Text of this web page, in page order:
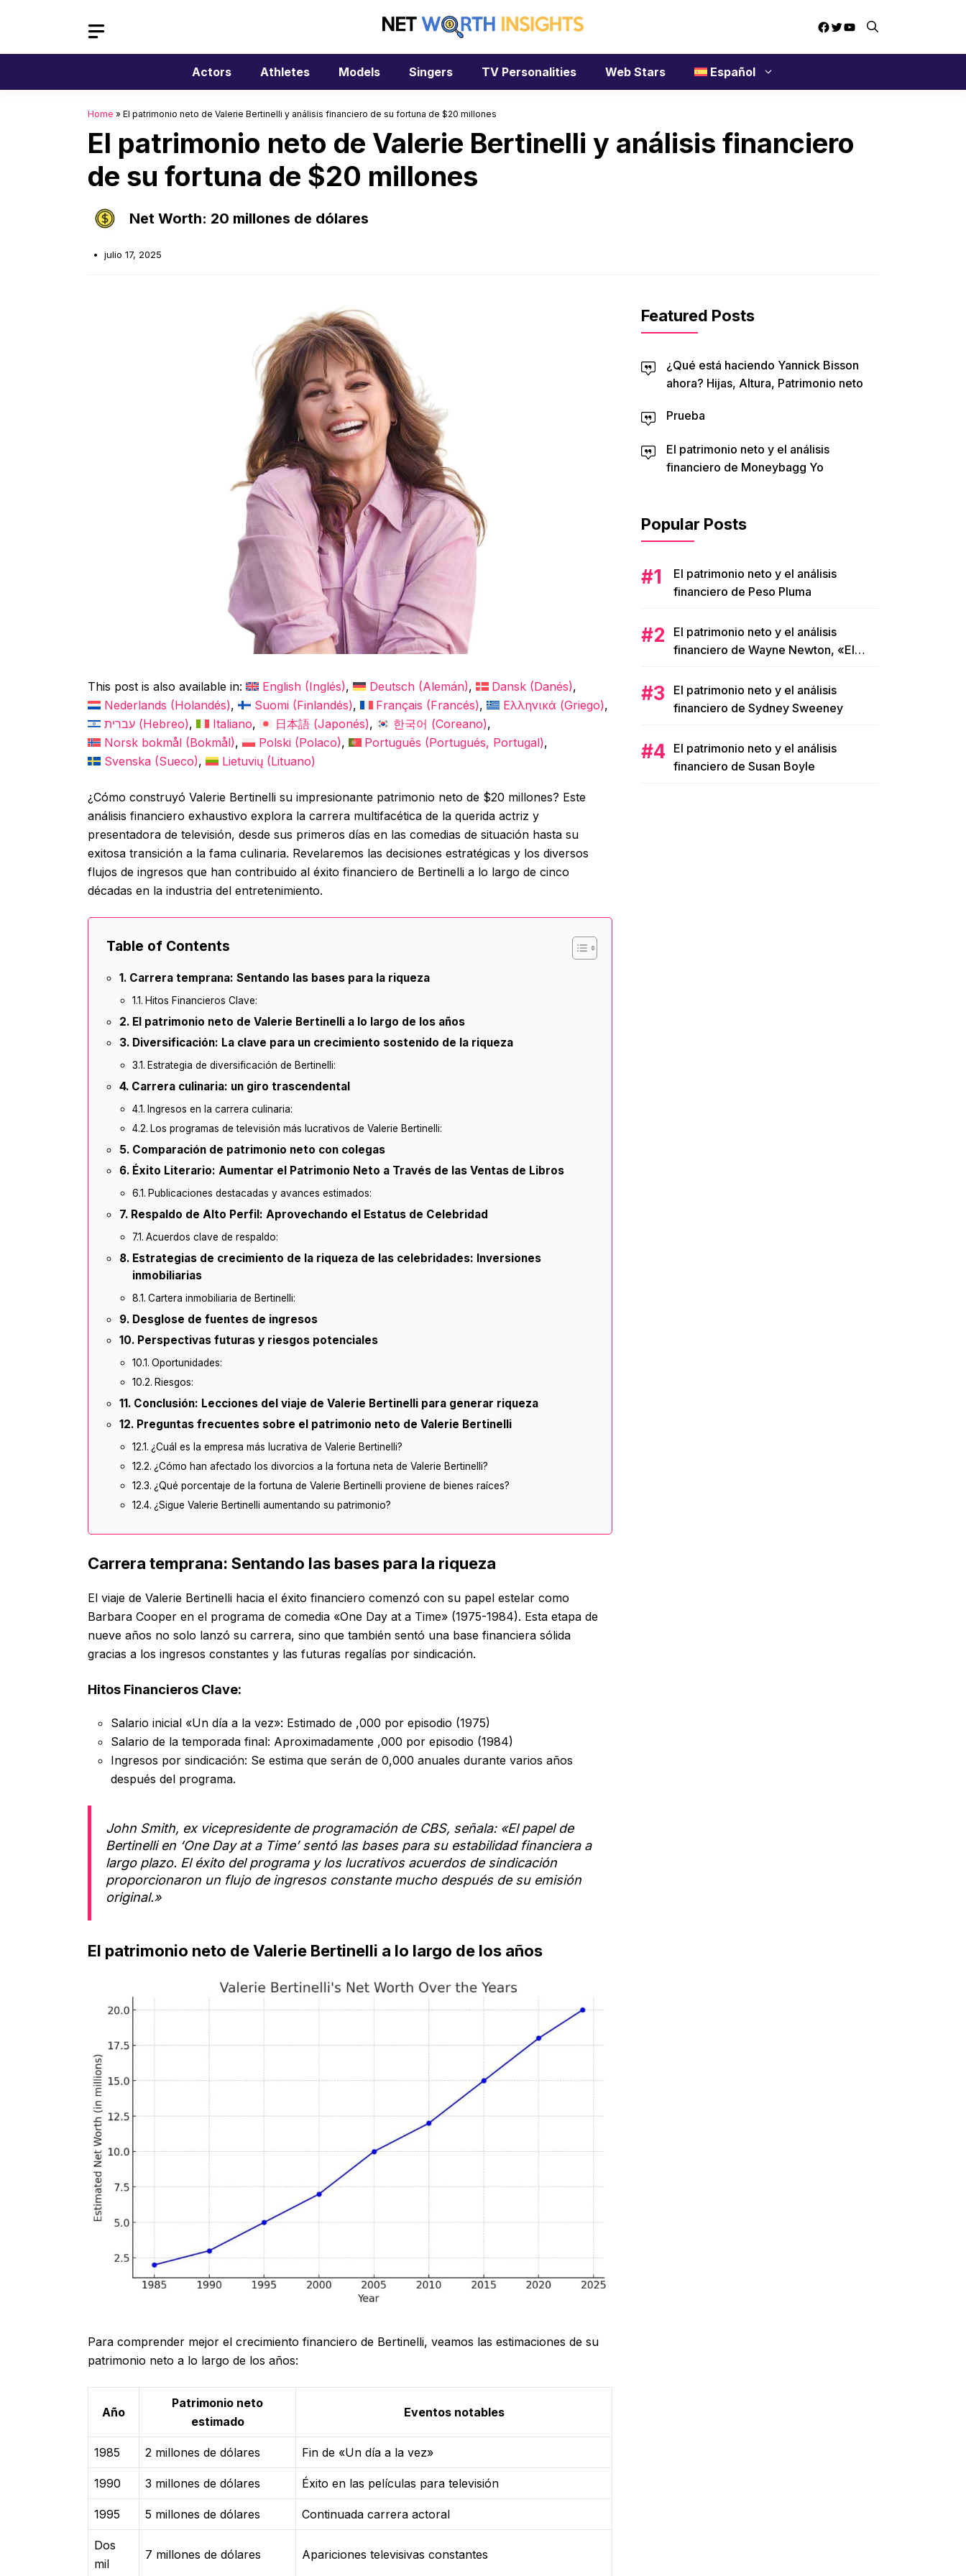
Facebook
Twitter
YouTube
Actors Athletes Models Singers TV Personalities Web Stars Español
Home » El patrimonio neto de Valerie Bertinelli y análisis financiero de su fortuna de $20 millones
El patrimonio neto de Valerie Bertinelli y análisis financiero
de su fortuna de $20 millones
Net Worth: 20 millones de dólares
julio 17, 2025
This post is also available in: English(Inglés) Deutsch(Alemán) Dansk (Danés)
Nederlands (Holandés) Suomi(Finlandés) Français (Francés) Ελληνικά (Griego)
עברית(Hebreo) Italiano 日本語 (Japonés) 한국어 (Coreano)
Norsk bokmål(Bokmål) Polski(Polaco) Português (Portugués, Portugal)
Svenska(Sueco) Lietuvių(Lituano)
¿Cómo construyó Valerie Bertinelli su impresionante patrimonio neto de $20 millones? Este
análisis financiero exhaustivo explora la carrera multifacética de la querida actriz y
presentadora de televisión, desde sus primeros días en las comedias de situación hasta su
exitosa transición a la fama culinaria. Revelaremos las decisiones estratégicas y los diversos
flujos de ingresos que han contribuido al éxito financiero de Bertinelli a lo largo de cinco
décadas en la industria del entretenimiento.
Table of Contents
Carrera temprana: Sentando las bases para la riqueza
Hitos Financieros Clave:
El patrimonio neto de Valerie Bertinelli a lo largo de los años
Diversificación: La clave para un crecimiento sostenido de la riqueza
Estrategia de diversificación de Bertinelli:
Carrera culinaria: un giro trascendental
Ingresos en la carrera culinaria:
Los programas de televisión más lucrativos de Valerie Bertinelli:
Comparación de patrimonio neto con colegas
Éxito Literario: Aumentar el Patrimonio Neto a Través de las Ventas de Libros
Publicaciones destacadas y avances estimados:
Respaldo de Alto Perfil: Aprovechando el Estatus de Celebridad
Acuerdos clave de respaldo:
Estrategias de crecimiento de la riqueza de las celebridades: Inversiones
inmobiliarias
Cartera inmobiliaria de Bertinelli:
Desglose de fuentes de ingresos
Perspectivas futuras y riesgos potenciales
Oportunidades:
Riesgos:
Conclusión: Lecciones del viaje de Valerie Bertinelli para generar riqueza
Preguntas frecuentes sobre el patrimonio neto de Valerie Bertinelli
¿Cuál es la empresa más lucrativa de Valerie Bertinelli?
¿Cómo han afectado los divorcios a la fortuna neta de Valerie Bertinelli?
¿Qué porcentaje de la fortuna de Valerie Bertinelli proviene de bienes raíces?
¿Sigue Valerie Bertinelli aumentando su patrimonio?
Carrera temprana: Sentando las bases para la riqueza
El viaje de Valerie Bertinelli hacia el éxito financiero comenzó con su papel estelar como
Barbara Cooper en el programa de comedia «One Day at a Time» (1975-1984). Esta etapa de
nueve años no solo lanzó su carrera, sino que también sentó una base financiera sólida
gracias a los ingresos constantes y las futuras regalías por sindicación.
Hitos Financieros Clave:
Salario inicial «Un día a la vez»: Estimado de ,000 por episodio (1975)
Salario de la temporada final: Aproximadamente ,000 por episodio (1984)
Ingresos por sindicación: Se estima que serán de 0,000 anuales durante varios años
después del programa.
John Smith, ex vicepresidente de programación de CBS, señala: «El papel de
Bertinelli en ‘One Day at a Time’ sentó las bases para su estabilidad financiera a
largo plazo. El éxito del programa y los lucrativos acuerdos de sindicación
proporcionaron un flujo de ingresos constante mucho después de su emisión
original.»
El patrimonio neto de Valerie Bertinelli a lo largo de los años
Para comprender mejor el crecimiento financiero de Bertinelli, veamos las estimaciones de su
patrimonio neto a lo largo de los años:
Año
Patrimonio neto
estimado
Eventos notables
1985 2 millones de dólares Fin de «Un día a la vez»
1990 3 millones de dólares Éxito en las películas para televisión
1995 5 millones de dólares Continuada carrera actoral
Dos
mil
7 millones de dólares Apariciones televisivas constantes
Featured Posts
¿Qué está haciendo Yannick Bisson
ahora? Hijas, Altura, Patrimonio neto
Prueba
El patrimonio neto y el análisis
financiero de Moneybagg Yo
Popular Posts
El patrimonio neto y el análisis
financiero de Peso Pluma
El patrimonio neto y el análisis
financiero de Wayne Newton, «El
El patrimonio neto y el análisis
financiero de Sydney Sweeney
El patrimonio neto y el análisis
financiero de Susan Boyle